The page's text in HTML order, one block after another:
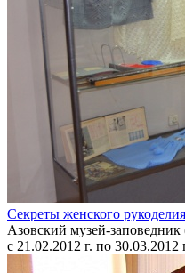
Секреты женского рукоделия
Азовский музей-заповедник
с 21.02.2012 г. по 30.03.2012